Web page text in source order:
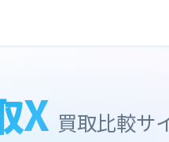
X 買取比較サ